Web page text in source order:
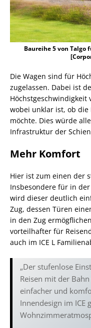
Baureihe 5 von Talgo
Die Wagen sind für
zugelassen. Dabei ist
Höchstgeschwindigkeit
wobei unklar ist, ob die
möchte. Dies würde
Infrastruktur der
Mehr Komfort
Hier ist zum einen der
Insbesondere für in
wird dieser deutlich
Zug, dessen Türen
in den Zug
vorteilhafter für
auch im ICE L
„Der stufenlose
Reisen mit der
einfacher und
Innendesign im ICE